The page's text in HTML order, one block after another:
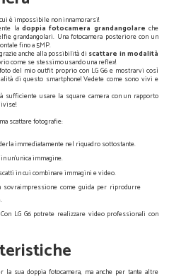
è impossibile non innamorarsi!
ladoppia fotocamera grandangolare che
grandangolari. Una fotocamera posteriore con un
fino a 5MP.
anche alla possibilità di scattare in modalità
come se stessimo usando una reflex!
del mio outfit proprio con LG G6 e mostrarvi così
di questo smartphone! Vedete come sono vivi e
sufficiente usare la square camera con un rapporto
scattare fotografie:
immediatamente nel riquadro sottostante.
un’unica immagine.
in cui combinare immagini e video.
sovraimpressione come guida per riprodurre
LG G6 potrete realizzare video professionali con
sua doppia fotocamera, ma anche per tante altre